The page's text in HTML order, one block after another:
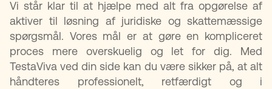
Vi står klar til at hjælpe med alt fra opgørelse af
aktiver til løsning af juridiske og skattemæssige
spørgsmål. Vores mål er at gøre en kompliceret
proces mere overskuelig og let for dig. Med
TestaViva ved din side kan du være sikker på, at alt
håndteres professionelt, retfærdigt og i